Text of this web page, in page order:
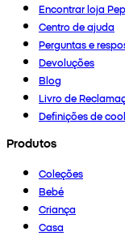
Encontrar loja
Centro de ajuda
Perguntas e
Devoluções
Blog
Livro de
Definições de
Produtos
Coleções
Bebé
Criança
Casa